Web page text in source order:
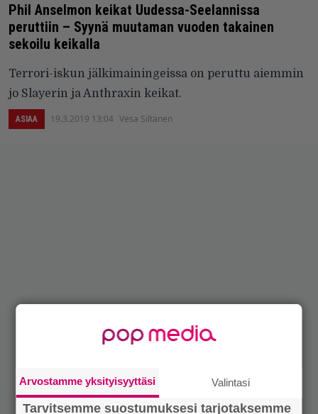
Phil Anselmon keikat Uudessa-Seelannissa
peruttiin – Syynä muutaman vuoden takainen
sekoilu keikalla
Terrori-iskun jälkimainingeissa on peruttu aiemmin
jo Slayerin ja Anthraxin keikat.
ASIAA 19.3.2019 13:04 Vesa Siltanen
Arvostamme yksityisyyttäsi Valintasi
Tarvitsemme suostumuksesi tarjotaksemme